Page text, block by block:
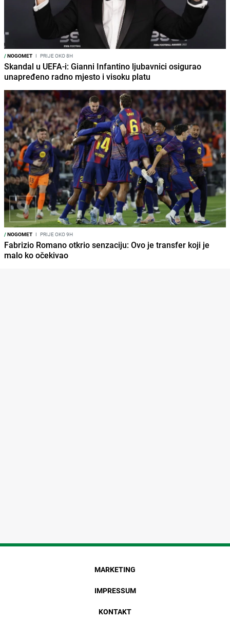
/NOGOMET I PRIJE OKO 8H
Skandal u UEFA-i: Gianni Infantino ljubavnici osigurao
unapređeno radno mjesto i visoku platu
/NOGOMET I PRIJE OKO 9H
Fabrizio Romano otkrio senzaciju: Ovo je transfer koji je
malo ko očekivao
MARKETING
IMPRESSUM
KONTAKT